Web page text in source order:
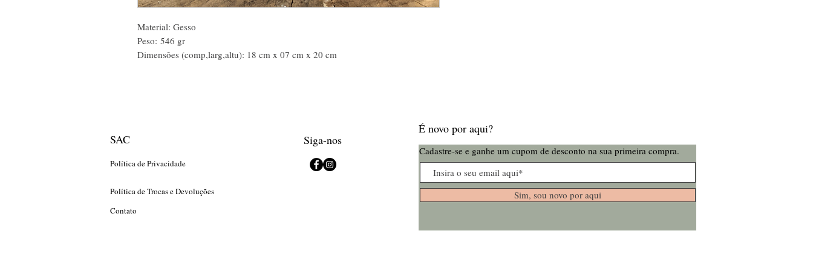
Material: Gesso
Peso: 546 gr
Dimensões (comp,larg,altu): 18 cm x 07 cm x 20 cm
Cadastre-se e ganhe um cupom de desconto na sua primeira compra.
Sim, sou novo por aqui
SAC
Política de Privacidade
Política de Trocas e Devoluções
Contato
Siga-nos
É novo por aqui?